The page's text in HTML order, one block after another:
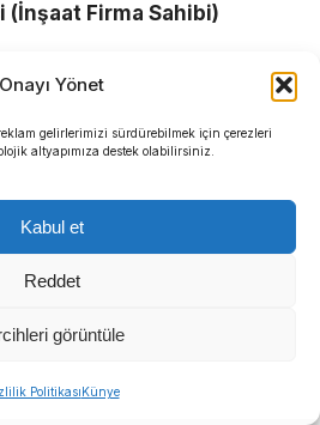
Onayı Yönet
gelirlerimizi sürdürebilmek için çerezleri
altyapımıza destek olabilirsiniz.
Kabul et
Reddet
görüntüle
PolitikasıKünye
Firma Sahibi)
(İnşaat Firma Sahibi)
E. Başkan
sahibi)
Sahibi)